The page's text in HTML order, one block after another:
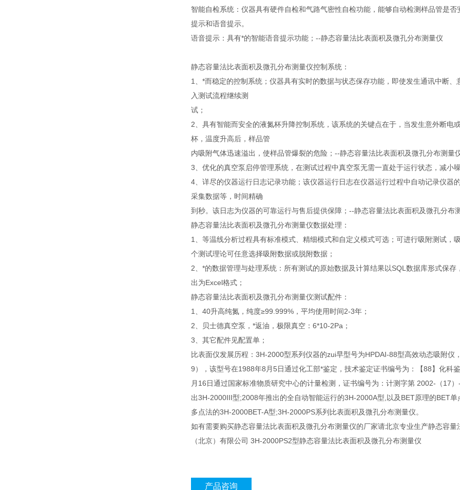
智能自检系统：仪器具有硬件自检和气路气密性自检功能，能够自动检测样品管是
提示和语音提示。
语音提示：具有*的智能语音提示功能；--静态容量法比表面积及微孔分布测量仪
静态容量法比表面积及微孔分布测量仪控制系统：
1、*而稳定的控制系统；仪器具有实时的数据与状态保存功能，即使发生通讯中断
入测试流程继续测
试；
2、具有智能而安全的液氮杯升降控制系统，该系统的关键点在于，当发生意外断电
杯，温度升高后，样品管
内吸附气体迅速溢出，使样品管爆裂的危险；--静态容量法比表面积及微孔分布测量
3、优化的真空泵启停管理系统，在测试过程中真空泵无需一直处于运行状态，减小
4、详尽的仪器运行日志记录功能；该仪器运行日志在仪器运行过程中自动记录仪器
采集数据等，时间精确
到秒。该日志为仪器的可靠运行与售后提供保障；--静态容量法比表面积及微孔分布
静态容量法比表面积及微孔分布测量仪数据处理：
1、等温线分析过程具有标准模式、精细模式和自定义模式可选；可进行吸附测试，
个测试理论可任意选择吸附数据或脱附数据；
2、*的数据管理与处理系统：所有测试的原始数据及计算结果以SQL数据库形式保
出为Excel格式；
静态容量法比表面积及微孔分布测量仪测试配件：
1、40升高纯氮，纯度≥99.999%，平均使用时间2-3年；
2、贝士德真空泵，*返油，极限真空：6*10-2Pa；
3、其它配件见配置单；
比表面仪发展历程：3H-2000型系列仪器的zui早型号为HPDAI-88型高效动态吸附
9），该型号在1988年8月5日通过化工部*鉴定，技术鉴定证书编号为：【88】化科
月16日通过国家标准物质研究中心的计量检测，证书编号为：计测字第 2002-（17
出3H-2000III型;2008年推出的全自动智能运行的3H-2000A型,以及BET原理的BET
多点法的3H-2000BET-A型;3H-2000PS系列比表面积及微孔分布测量仪。
如有需要购买静态容量法比表面积及微孔分布测量仪的厂家请北京专业生产静态容
（北京）有限公司 3H-2000PS2型静态容量法比表面积及微孔分布测量仪
产品咨询